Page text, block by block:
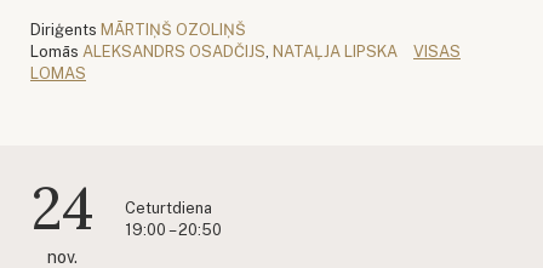
Diriģents MĀRTIŅŠ OZOLIŅŠ
Lomās ALEKSANDRS OSADČIJS NATAĻJA LIPSKA
VISAS
LOMAS
24
nov.
Ceturtdiena
19:00 – 20:50